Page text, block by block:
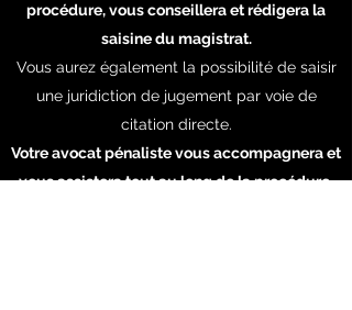
procédure, vous conseillera et rédigera la
saisine du magistrat.
Vous aurez également la possibilité de saisir
une juridiction de jugement par voie de
citation directe.
Votre avocat pénaliste vous accompagnera et
vous assistera tout au long de la procédure.